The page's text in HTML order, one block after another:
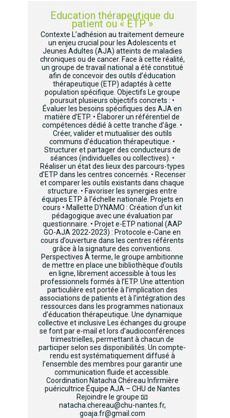
Education thérapeutique du
patient ou « ETP »
Contexte L’adhésion au traitement demeure
un enjeu crucial pour les Adolescents et
Jeunes Adultes (AJA) atteints de maladies
chroniques ou de cancer. Face à cette réalité,
un groupe de travail national a été constitué
afin de concevoir des outils d’éducation
thérapeutique (ETP) adaptés à cette
population spécifique. Objectifs Le groupe
poursuit plusieurs objectifs concrets : •
Évaluer les besoins spécifiques des AJA en
matière d’ETP. • Élaborer un référentiel de
compétences dédié à cette tranche d’âge. •
Créer, valider et mutualiser des outils
communs d’éducation thérapeutique. •
Structurer et partager des conducteurs de
séances (individuelles ou collectives). •
Réaliser un état des lieux des parcours-types
d’ETP dans les centres concernés. • Recenser
et comparer les outils existants dans chaque
structure. • Favoriser les synergies entre
équipes ETP à l’échelle nationale. Projets en
cours • Mallette DYNAMO : Création d’un kit
pédagogique avec une évaluation par
questionnaire. • Projet e-ETP national (AAP
GO-AJA 2022-2023) : Protocole e-Cane en
cours d’ouverture dans les centres référents
grâce à la signature des conventions.
Perspectives À terme, le groupe ambitionne
de mettre en place une bibliothèque d’outils
en ligne, librement accessible à tous les
professionnels formés à l’ETP. Une attention
particulière est portée à l’implication des
associations de patients et à l’intégration des
ressources dans les programmes nationaux
d’éducation thérapeutique. Une dynamique
collective et inclusive Les échanges du groupe
se font par e-mail et lors d’audioconférences
trimestrielles, permettant à chacun de
participer selon ses disponibilités. Un compte-
rendu est systématiquement diffusé à
l’ensemble des membres pour garantir une
communication fluide et accessible.
Coordination Natacha Chéreau Infirmière
puéricultrice Équipe AJA – CHU de Nantes
Rejoindre le groupe 📧
natacha.chereau@chu-nantes.fr,
goaja.fr@gmail.com